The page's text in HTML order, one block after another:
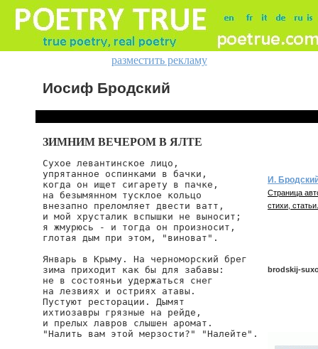
разместить рекламу
Иосиф Бродский
ЗИМНИМ ВЕЧЕРОМ В ЯЛТЕ
Сухое левантинское лицо,
упрятанное оспинками в бачки,
когда он ищет сигарету в пачке,
на безымянном тусклое кольцо
внезапно преломляет двести ватт,
и мой хрусталик вспышки не выносит;
я жмурюсь - и тогда он произносит,
глотая дым при этом, "виноват".
Январь в Крыму. На черноморский брег
зима приходит как бы для забавы:
не в состояньи удержаться снег
на лезвиях и остриях атавы.
Пустуют ресторации. Дымят
ихтиозавры грязные на рейде,
и прелых лавров слышен аромат.
"Налить вам этой мерзости?" "Налейте".
И.
Страница
стихи, статьи.
brodskij-